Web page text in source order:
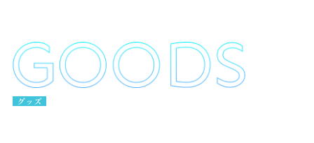
グッズ